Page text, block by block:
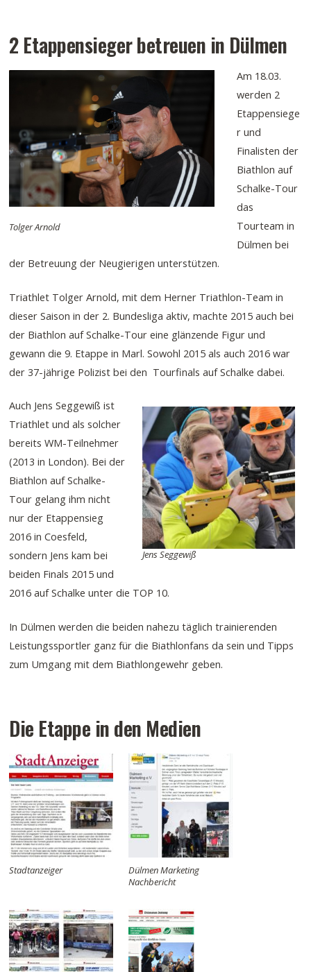
2 Etappensieger betreuen in Dülmen
Tolger Arnold
Am 18.03.
werden 2
Etappensiege
r und
Finalisten der
Biathlon auf
Schalke-Tour
das
Tourteam in
Dülmen bei
der Betreuung der Neugierigen unterstützen.
Triathlet Tolger Arnold, mit dem Herner Triathlon-Team in
dieser Saison in der 2. Bundesliga aktiv, machte 2015 auch bei
der Biathlon auf Schalke-Tour eine glänzende Figur und
gewann die 9. Etappe in Marl. Sowohl 2015 als auch 2016 war
der 37-jährige Polizist bei den Tourfinals auf Schalke dabei.
Jens Seggewiß
Auch Jens Seggewiß ist
Triathlet und als solcher
bereits WM-Teilnehmer
(2013 in London). Bei der
Biathlon auf Schalke-
Tour gelang ihm nicht
nur der Etappensieg
2016 in Coesfeld,
sondern Jens kam bei
beiden Finals 2015 und
2016 auf Schalke unter die TOP 10.
In Dülmen werden die beiden nahezu täglich trainierenden
Leistungssportler ganz für die Biathlonfans da sein und Tipps
zum Umgang mit dem Biathlongewehr geben.
Die Etappe in den Medien
Stadtanzeiger
Dülmen Marketing
Nachbericht